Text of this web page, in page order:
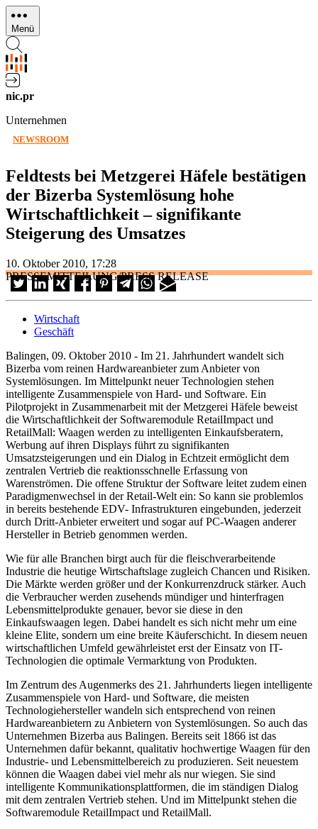
Direkt
zum
Inhalt
Menü
nic.pr
Unternehmen
NEWSROOM
Feldtests bei Metzgerei Häfele bestätigen
der Bizerba Systemlösung hohe
Wirtschaftlichkeit – signifikante
Steigerung des Umsatzes
10. Oktober 2010, 17:28
PRESSEMITTEILUNG/PRESS RELEASE
Wirtschaft
Geschäft
Balingen, 09. Oktober 2010 - Im 21. Jahrhundert wandelt sich
Bizerba vom reinen Hardwareanbieter zum Anbieter von
Systemlösungen. Im Mittelpunkt neuer Technologien stehen
intelligente Zusammenspiele von Hard- und Software. Ein
Pilotprojekt in Zusammenarbeit mit der Metzgerei Häfele beweist
die Wirtschaftlichkeit der Softwaremodule RetailImpact und
RetailMall: Waagen werden zu intelligenten Einkaufsberatern,
Werbung auf ihren Displays führt zu signifikanten
Umsatzsteigerungen und ein Dialog in Echtzeit ermöglicht dem
zentralen Vertrieb die reaktionsschnelle Erfassung von
Warenströmen. Die offene Struktur der Software leitet zudem einen
Paradigmenwechsel in der Retail-Welt ein: So kann sie problemlos
in bereits bestehende EDV- Infrastrukturen eingebunden, jederzeit
durch Dritt-Anbieter erweitert und sogar auf PC-Waagen anderer
Hersteller in Betrieb genommen werden.
Wie für alle Branchen birgt auch für die fleischverarbeitende
Industrie die heutige Wirtschaftslage zugleich Chancen und Risiken.
Die Märkte werden größer und der Konkurrenzdruck stärker. Auch
die Verbraucher werden zusehends mündiger und hinterfragen
Lebensmittelprodukte genauer, bevor sie diese in den
Einkaufswaagen legen. Dabei handelt es sich nicht mehr um eine
kleine Elite, sondern um eine breite Käuferschicht. In diesem neuen
wirtschaftlichen Umfeld gewährleistet erst der Einsatz von IT-
Technologien die optimale Vermarktung von Produkten.
Im Zentrum des Augenmerks des 21. Jahrhunderts liegen intelligente
Zusammenspiele von Hard- und Software, die meisten
Technologiehersteller wandeln sich entsprechend von reinen
Hardwareanbietern zu Anbietern von Systemlösungen. So auch das
Unternehmen Bizerba aus Balingen. Bereits seit 1866 ist das
Unternehmen dafür bekannt, qualitativ hochwertige Waagen für den
Industrie- und Lebensmittelbereich zu produzieren. Seit neuestem
können die Waagen dabei viel mehr als nur wiegen. Sie sind
intelligente Kommunikationsplattformen, die im ständigen Dialog
mit dem zentralen Vertrieb stehen. Und im Mittelpunkt stehen die
Softwaremodule RetailImpact und RetailMall.